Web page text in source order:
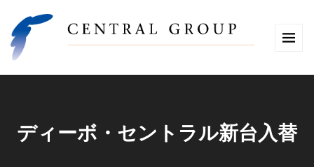
ディーボ・セントラル新台入替